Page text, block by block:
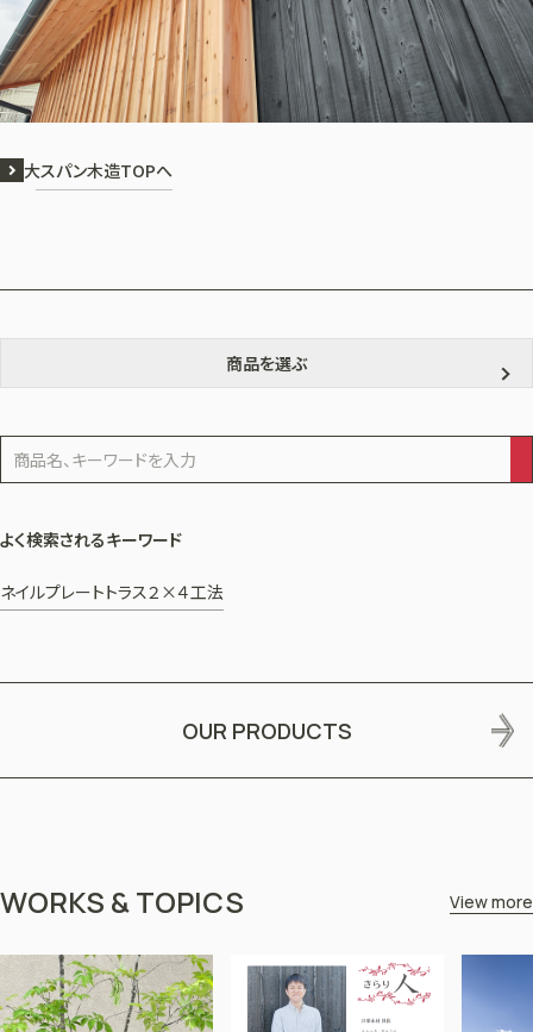
大スパン木造TOPへ
商品を選ぶ
よく検索されるキーワード
ネイルプレートトラス２×４工法
OUR PRODUCTS
WORKS & TOPICS View more